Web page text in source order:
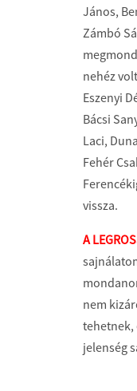
János,
Zámbó
nehéz
Eszenyi
Bácsi
Laci,
Fehér
vissza.
A
nem
tehetnek,
jelenség